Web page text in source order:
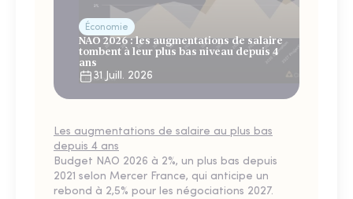
Économie
NAO 2026 : les augmentations de salaire
tombent à leur plus bas niveau depuis 4
ans
31 Juill. 2026
Les augmentations de salaire au plus bas
depuis 4 ans
Budget NAO 2026 à 2%, un plus bas depuis
2021 selon Mercer France, qui anticipe un
rebond à 2,5% pour les négociations 2027.